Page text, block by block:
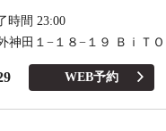
時間 23:00
神田１−１８−１９ Ｂｉ
WEB予約